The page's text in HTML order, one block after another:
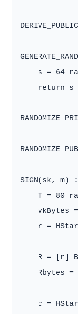
s = 64
return s
SIGN(sk, m)
T = 80
vkBytes
r =
    R = [r] B
Rbytes =
c =